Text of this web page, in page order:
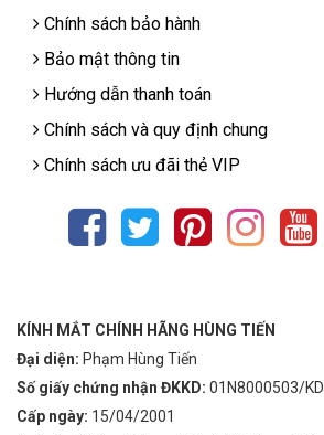
Chính sách bảo hành
Bảo mật thông tin
Hướng dẫn thanh toán
Chính sách và quy định chung
Chính sách ưu đãi thẻ VIP
KÍNH MẮT CHÍNH HÃNG HÙNG TIẾN
Đại diện: Phạm Hùng Tiến
Số giấy chứng nhận ĐKKD: 01N8000503/KD
Cấp ngày: 15/04/2001